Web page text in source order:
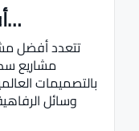
أفضل مشاريع العاصمة…
تتعدد أفضل
مشاريع
بالتصميمات
وسائل